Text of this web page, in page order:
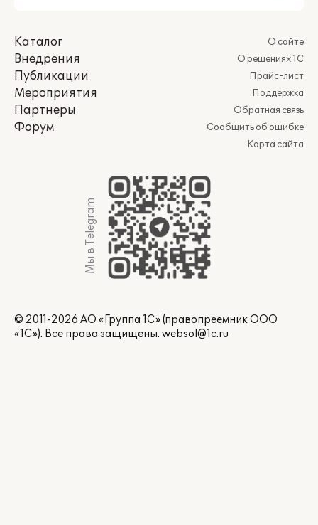
Каталог
Внедрения
Публикации
Мероприятия
Партнеры
Форум
О сайте
О решениях 1С
Прайс-лист
Поддержка
Обратная связь
Сообщить об ошибке
Карта сайта
Мы в Telegram
© 2011-2026 АО «Группа 1С» (правопреемник ООО
«1С»). Все права защищены. websol@1c.ru